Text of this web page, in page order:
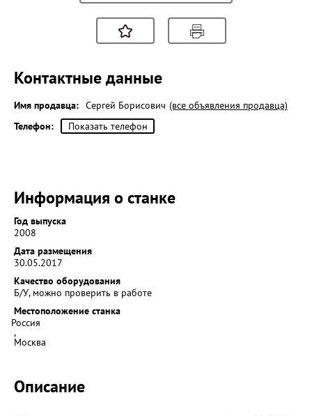
Контактные данные
Имя продавца: Сергей Борисович (все объявления продавца)
Телефон:
Показать телефон
Информация о станке
Год выпуска
2008
Дата размещения
30.05.2017
Качество оборудования
Б/У, можно проверить в работе
Местоположение станка
Россия
,
Москва
Описание